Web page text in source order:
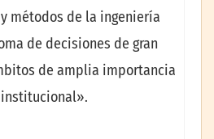
métodos de la ingeniería
de decisiones de gran
de amplia importancia